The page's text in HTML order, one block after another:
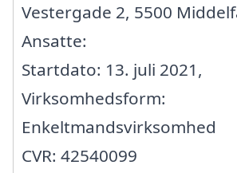
Vestergade 2, 5500
Ansatte:
Startdato: 13. juli 2021,
Virksomhedsform:
Enkeltmandsvirksomhed
CVR: 42540099